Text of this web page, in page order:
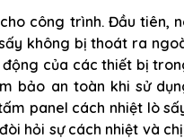
công trình. Đầu tiên,
không bị thoát ra
của các thiết bị
bảo an toàn khi sử
panel cách nhiệt lò
hỏi sự cách nhiệt và